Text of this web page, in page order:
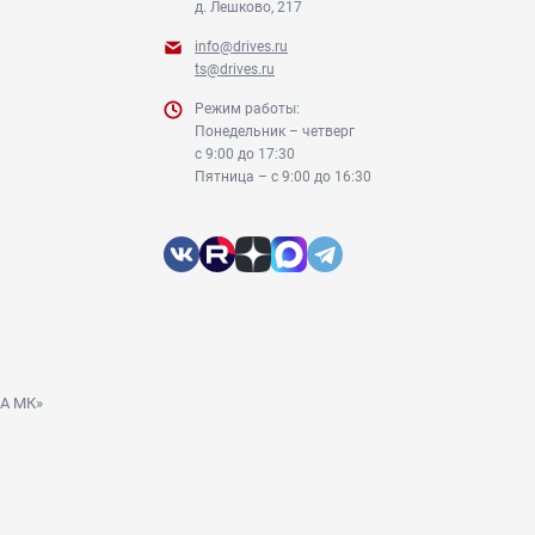
МК»
д. Лешково, 217
info@drives.ru
ts@drives.ru
Режим работы:
Понедельник – четверг
с 9:00 до 17:30
Пятница – с 9:00 до 16:30